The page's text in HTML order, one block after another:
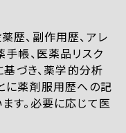
歴、副作用歴、アレ
帳、医薬品リスク
基づき、薬学的分析
に薬剤服用歴への記
す。必要に応じて医